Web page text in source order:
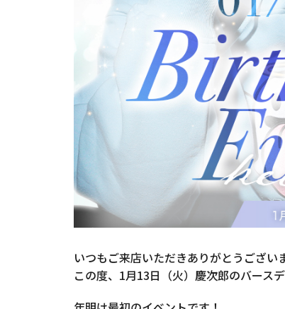
いつもご来店いただきありがとうござい
この度、1月13日（火）慶次郎のバース